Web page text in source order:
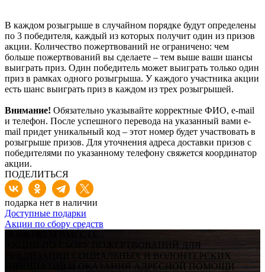
В каждом розыгрыше в случайном порядке будут определены
по 3 победителя, каждый из которых получит один из призов
акции. Количество пожертвований не ограничено: чем
больше пожертвований вы сделаете – тем выше ваши шансы
выиграть приз. Один победитель может выиграть только один
приз в рамках одного розыгрыша. У каждого участника акции
есть шанс выиграть приз в каждом из трех розыгрышей.
Внимание! Обязательно указывайте корректные ФИО, e-mail
и телефон. После успешного перевода на указанный вами e-
mail придет уникальный код – этот номер будет участвовать в
розыгрыше призов. Для уточнения адреса доставки призов с
победителями по указанному телефону свяжется координатор
акции.
ПОДЕЛИТЬСЯ
подарка нет в наличии
Доступные подарки
Акции по сбору средств
АКЦИИ ПО СБОРУ ПОЖЕРТВОВАНИЙ ДЛЯ
РЕАЛИЗАЦИИ СОЦИАЛЬНЫХ И ВОЛОНТЕРСКИХ
ИНИЦИАТИВ И ОКАЗАНИЯ АДРЕСНОЙ ПОМОЩИ